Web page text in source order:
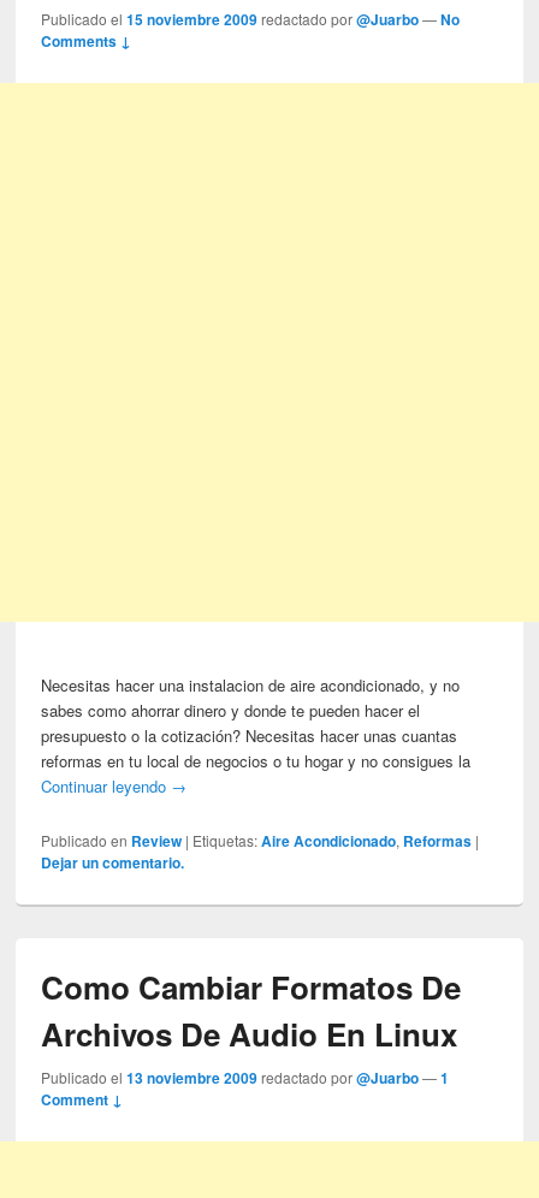
Publicado el15 noviembre 2009 redactado por@Juarbo —No
Comments ↓
Necesitas hacer una instalacion de aire acondicionado, y no
sabes como ahorrar dinero y donde te pueden hacer el
presupuesto o la cotización? Necesitas hacer unas cuantas
reformas en tu local de negocios o tu hogar y no consigues la
Continuar leyendo →
Publicado en Review | Etiquetas: Aire Acondicionado, Reformas |
Dejar un comentario.
Como Cambiar Formatos De
Archivos De Audio En Linux
Publicado el13 noviembre 2009 redactado por@Juarbo —1
Comment ↓